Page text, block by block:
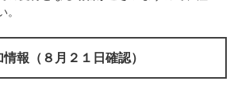
。
報（８月２１日確認）